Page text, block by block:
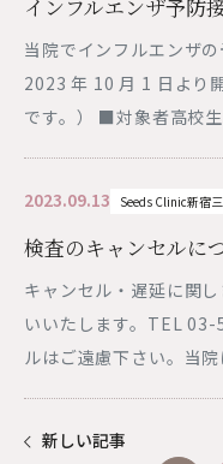
インフルエンザ予防
当院でインフルエンザ
2023 年 10 月 1 日より
です。） ■対象者高校
2023.09.13 Seeds Clinic新宿
検査のキャンセルに
キャンセル・遅延に関
いいたします。TEL
ルはご遠慮下さい。当
新しい記事